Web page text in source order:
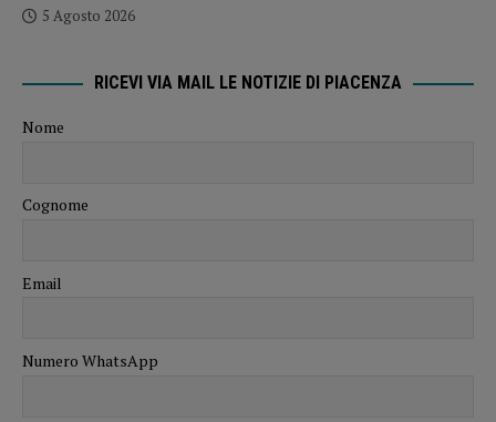
5 Agosto 2026
RICEVI VIA MAIL LE NOTIZIE DI PIACENZA
Nome
Cognome
Email
Numero WhatsApp